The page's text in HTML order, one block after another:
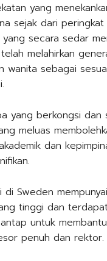
yang
sejak dari peringkat
secara sedar
melahirkan
wanita sebagai
yang berkongsi dan
meluas
dan
di Sweden
tinggi dan
untuk
penuh dan rektor.